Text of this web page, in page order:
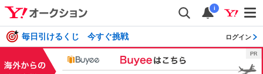
i
毎日引けるくじ 今すぐ挑戦 ログイン